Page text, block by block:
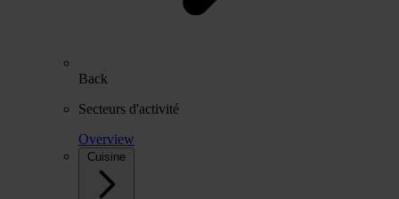
Back
Secteurs d'activité
Overview
Cuisine